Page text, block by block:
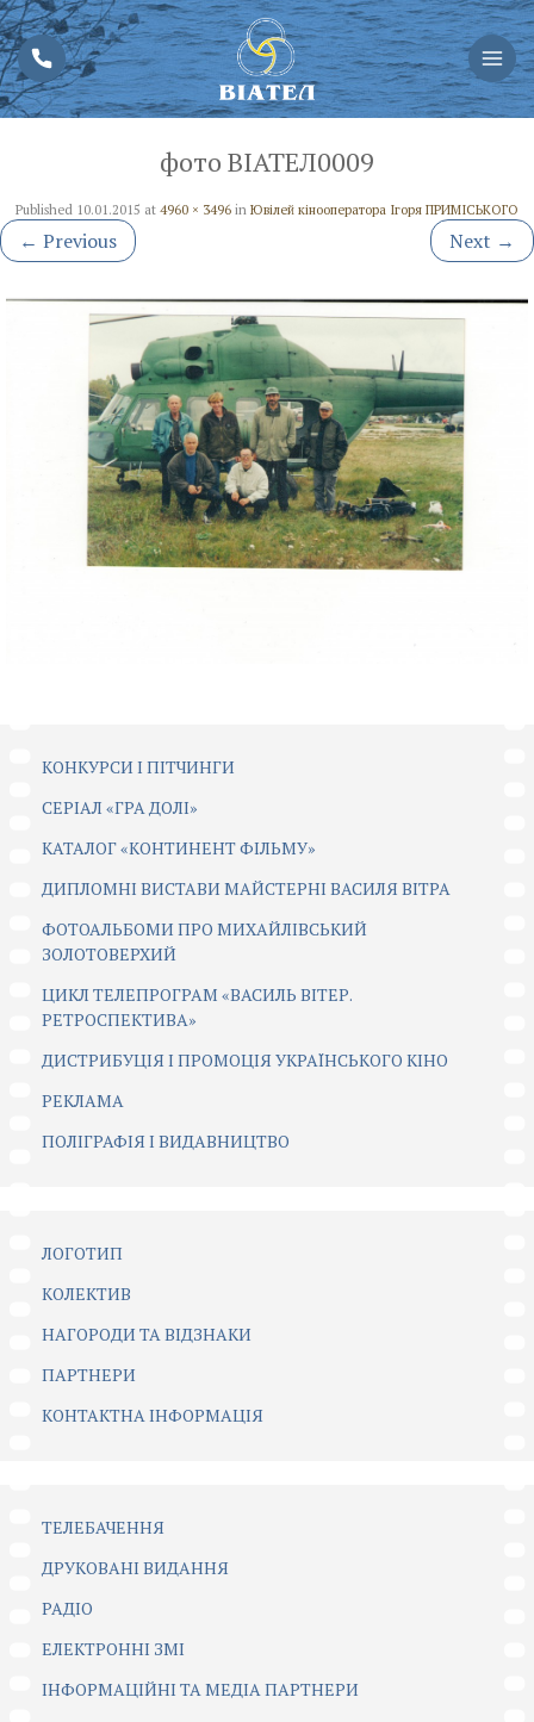
фото ВІАТЕЛ0009
Published 10.01.2015 at 4960 × 3496 in Ювілей кінооператора Ігоря ПРИМІСЬКОГО
← Previous Next →
КОНКУРСИ І ПІТЧИНГИ
CЕРІАЛ «ГРА ДОЛІ»
КАТАЛОГ «КОНТИНЕНТ ФІЛЬМУ»
ДИПЛОМНІ ВИСТАВИ МАЙСТЕРНІ ВАСИЛЯ ВІТРА
ФОТОАЛЬБОМИ ПРО МИХАЙЛІВСЬКИЙ
ЗОЛОТОВЕРХИЙ
ЦИКЛ ТЕЛЕПРОГРАМ «ВАСИЛЬ ВІТЕР.
РЕТРОСПЕКТИВА»
ДИСТРИБУЦІЯ І ПРОМОЦІЯ УКРАЇНСЬКОГО КІНО
РЕКЛАМА
ПОЛІГРАФІЯ І ВИДАВНИЦТВО
ЛОГОТИП
КОЛЕКТИВ
НАГОРОДИ ТА ВІДЗНАКИ
ПАРТНЕРИ
КОНТАКТНА ІНФОРМАЦІЯ
ТЕЛЕБАЧЕННЯ
ДРУКОВАНІ ВИДАННЯ
РАДІО
ЕЛЕКТРОННІ ЗМІ
ІНФОРМАЦІЙНІ ТА МЕДІА ПАРТНЕРИ